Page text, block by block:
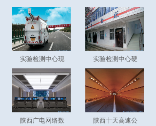
实验检测中心现 实验检测中心硬
陕西广电网络数 陕西十天高速公